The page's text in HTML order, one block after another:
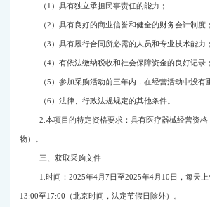
（ 1 ）具有独立承担民事责任的能力；
（2 ）具有良好的商业信誉和健全的财务会计制度；
（3 ）具有履行合同所必需的人员和专业技术能力；
（4）有依法缴纳税收和社会保障资金的良好记录；
（5 ）参加采购活动前三年内，在经营活动中没有
（6）法律、行政法规规定的其他条件。
2. 本项目的特定资格要求： 具有医疗器械经营资
物）
三、获取采购文件
1. 时间： 2025年4月7日至2025年4月 10日，每天上
13:00至17:00 （北京时间，法定节假日除外）。